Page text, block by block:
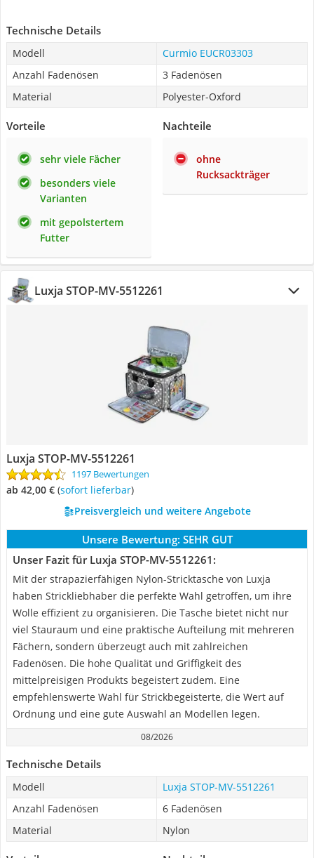
Technische Details
Modell
Curmio EUCR03303
Anzahl Fadenösen
3 Fadenösen
Material
Polyester-Oxford
Vorteile
sehr viele Fächer
besonders viele
Varianten
mit gepolstertem
Futter
Nachteile
ohne
Rucksackträger
Luxja STOP-MV-5512261
Luxja STOP-MV-5512261
1197 Bewertungen
ab 42,00 € ( Sofort lieferbar)
Preisvergleich und weitere Angebote
Unsere Bewertung: SEHR GUT
Unser Fazit für Luxja STOP-MV-5512261:
Mit der strapazierfähigen Nylon-Stricktasche von Luxja
haben Strickliebhaber die perfekte Wahl getroffen, um ihre
Wolle effizient zu organisieren. Die Tasche bietet nicht nur
viel Stauraum und eine praktische Aufteilung mit mehreren
Fächern, sondern überzeugt auch mit zahlreichen
Fadenösen. Die hohe Qualität und Griffigkeit des
mittelpreisigen Produkts begeistert zudem. Eine
empfehlenswerte Wahl für Strickbegeisterte, die Wert auf
Ordnung und eine gute Auswahl an Modellen legen.
08/2026
Technische Details
Modell
Luxja STOP-MV-5512261
Anzahl Fadenösen
6 Fadenösen
Material
Nylon